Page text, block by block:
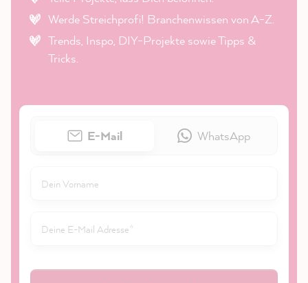
Werde Streichprofi! Branchenwissen von A-Z.
Trends, Inspo, DIY-Projekte sowie Tipps &
Tricks.
E-Mail WhatsApp